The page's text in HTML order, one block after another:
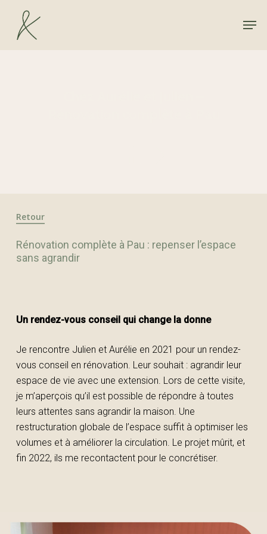
Retour
Rénovation complète à Pau : repenser l’espace
sans agrandir
Un rendez-vous conseil qui change la donne
Je rencontre Julien et Aurélie en 2021 pour un rendez-
vous conseil en rénovation. Leur souhait : agrandir leur
espace de vie avec une extension. Lors de cette visite,
je m’aperçois qu’il est possible de répondre à toutes
leurs attentes sans agrandir la maison. Une
restructuration globale de l’espace suffit à optimiser les
volumes et à améliorer la circulation. Le projet mûrit, et
fin 2022, ils me recontactent pour le concrétiser.